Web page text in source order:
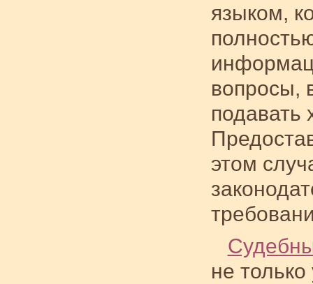
языком,
вопросы,
подавать
этом
не